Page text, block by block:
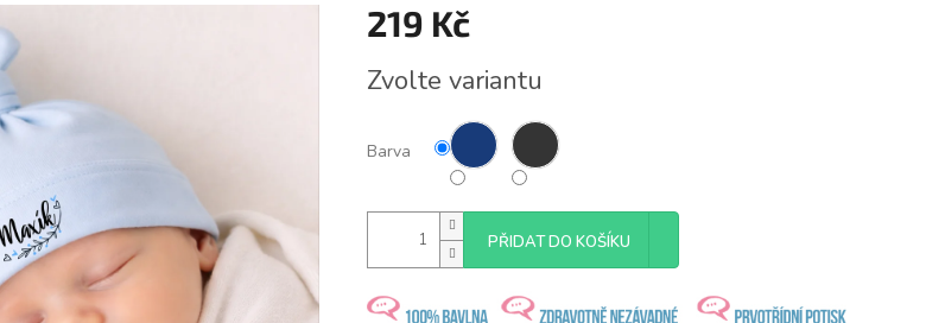
219 Kč
cena:
Zvolte variantu
Barva
PŘIDAT DO KOŠÍKU